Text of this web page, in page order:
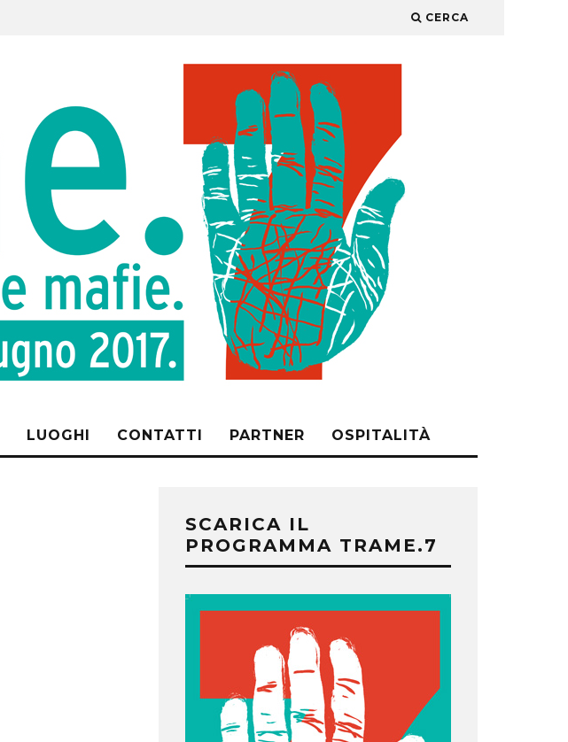
CERCA
LUOGHI CONTATTI PARTNER OSPITALITÀ
SCARICA IL
PROGRAMMA TRAME.7